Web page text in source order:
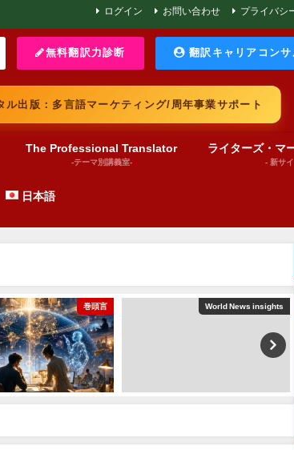
ログイン お問い合わせ プライバシ
無料翻訳力診断 翻訳キャリアコン
ル出版：多言語マーケティング/周年事業サポート
The Professional Translator
-テーマ別講義室-
ライターズ・マ
- 新サ
日本語
巻頭言 World News insights